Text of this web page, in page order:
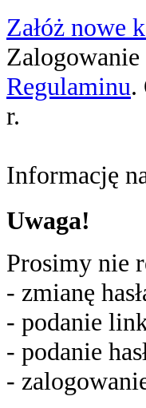
Załóż nowe
Zalogowanie
Regulaminu.
r.
Informację
Uwaga!
Prosimy nie
- zmianę
- podanie
- podanie
-